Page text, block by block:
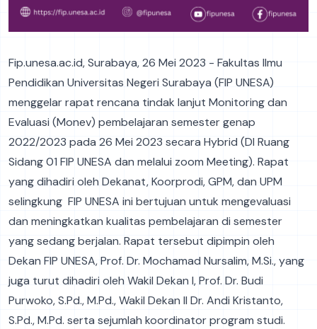
Fip.unesa.ac.id, Surabaya, 26 Mei 2023 - Fakultas Ilmu
Pendidikan Universitas Negeri Surabaya (FIP UNESA)
menggelar rapat rencana tindak lanjut Monitoring dan
Evaluasi (Monev) pembelajaran semester genap
2022/2023 pada 26 Mei 2023 secara Hybrid (DI Ruang
Sidang 01 FIP UNESA dan melalui zoom Meeting). Rapat
yang dihadiri oleh Dekanat, Koorprodi, GPM, dan UPM
selingkung FIP UNESA ini bertujuan untuk mengevaluasi
dan meningkatkan kualitas pembelajaran di semester
yang sedang berjalan. Rapat tersebut dipimpin oleh
Dekan FIP UNESA, Prof. Dr. Mochamad Nursalim, M.Si., yang
juga turut dihadiri oleh Wakil Dekan I, Prof. Dr. Budi
Purwoko, S.Pd., M.Pd., Wakil Dekan II Dr. Andi Kristanto,
S.Pd., M.Pd. serta sejumlah koordinator program studi.